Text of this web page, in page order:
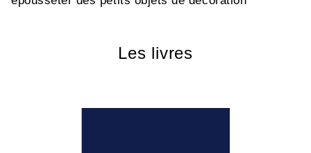
Les livres